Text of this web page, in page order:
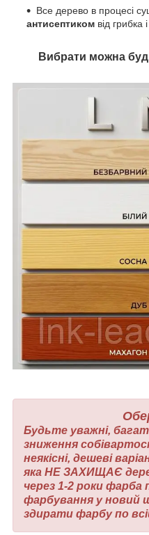
Все дерево в процесі
антисептиком від грибка
Вибрати можна
Будьте уважні,
зниження
неякісні, дешеві
яка НЕ ЗАХИЩАЄ
через 1-2 роки фарба
фарбування у новий
здирати фарбу по